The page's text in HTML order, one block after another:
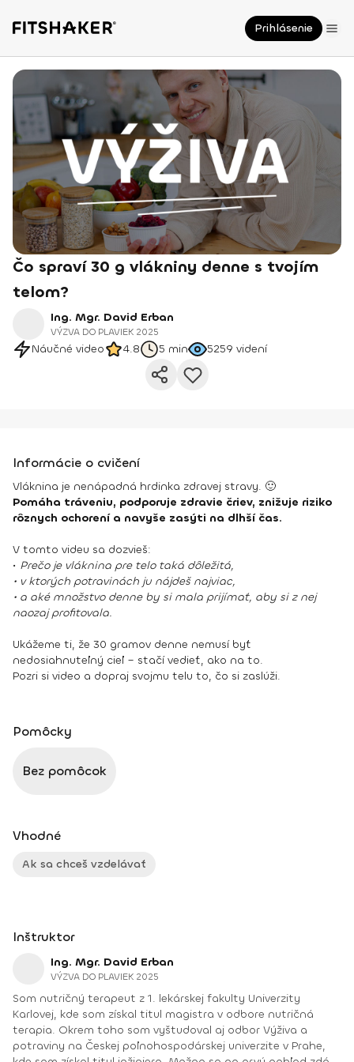
Prihlásenie
Čo spraví 30 g vlákniny denne s tvojím
telom?
Ing. Mgr. David Erban
VÝZVA DO PLAVIEK 2025
Náučné video 4.8 5 min 5259 videní
Informácie o cvičení
Vláknina je nenápadná hrdinka zdravej stravy. 🙂
Pomáha tráveniu, podporuje zdravie čriev, znižuje riziko
rôznych ochorení a navyše zasýti na dlhší čas.
V tomto videu sa dozvieš:
• Prečo je vláknina pre telo taká dôležitá,
• v ktorých potravinách ju nájdeš najviac,
• a aké množstvo denne by si mala prijímať, aby si z nej
naozaj profitovala.
Ukážeme ti, že 30 gramov denne nemusí byť
nedosiahnuteľný cieľ – stačí vedieť, ako na to.
Pozri si video a dopraj svojmu telu to, čo si zaslúži.
Pomôcky
Bez pomôcok
Vhodné
Ak sa chceš vzdelávať
Inštruktor
Ing. Mgr. David Erban
VÝZVA DO PLAVIEK 2025
Som nutričný terapeut z 1. lekárskej fakulty Univerzity
Karlovej, kde som získal titul magistra v odbore nutričná
terapia. Okrem toho som vyštudoval aj odbor Výživa a
potraviny na Českej poľnohospodárskej univerzite v Prahe,